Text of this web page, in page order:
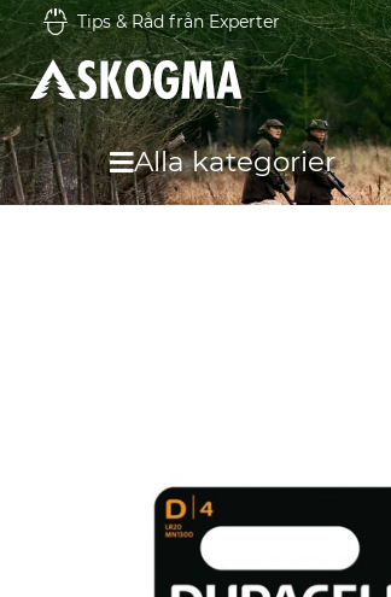
Tips & Råd från Experter
Alla kategorier